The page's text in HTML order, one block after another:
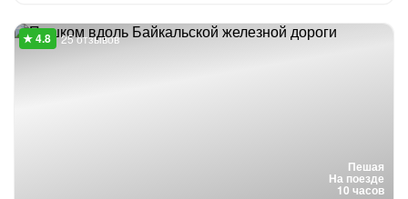
Пешая
На поезде
10 часов
25 отзывов